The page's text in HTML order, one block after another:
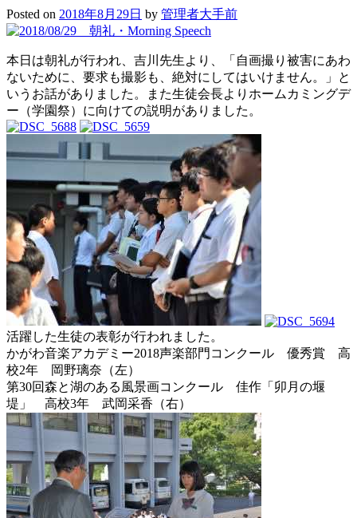
Posted on 2018年8月29日 by 管理者大手前
本日は朝礼が行われ、吉川先生より、「自画撮り被害にあわ
ないために、要求も撮影も、絶対にしてはいけません。」と
いうお話がありました。また生徒会長よりホームカミングデ
ー（学園祭）に向けての説明がありました。
活躍した生徒の表彰が行われました。
かがわ音楽アカデミー2018声楽部門コンクール 優秀賞 高
校2年 岡野璃奈（左）
第30回森と湖のある風景画コンクール 佳作「卯月の堰
堤」 高校3年 武岡采香（右）